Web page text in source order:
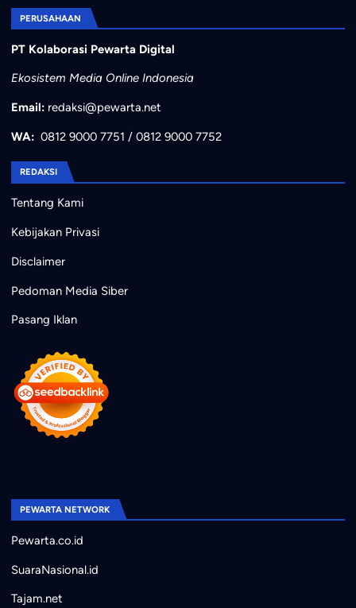
PERUSAHAAN
PT Kolaborasi Pewarta Digital
Ekosistem Media Online Indonesia
Email: redaksi@pewarta.net
WA: 0812 9000 7751 / 0812 9000 7752
REDAKSI
Tentang Kami
Kebijakan Privasi
Disclaimer
Pedoman Media Siber
Pasang Iklan
PEWARTA NETWORK
Pewarta.co.id
SuaraNasional.id
Tajam.net